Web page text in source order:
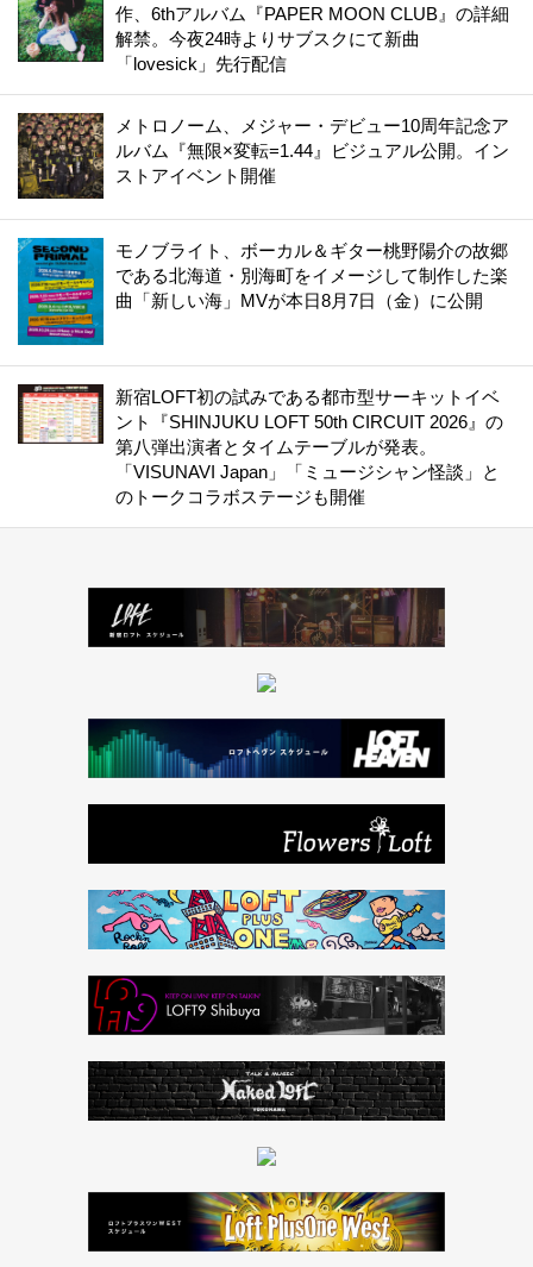
作、6thアルバム『PAPER MOON CLUB』の詳細
解禁。今夜24時よりサブスクにて新曲
「lovesick」先行配信
メトロノーム、メジャー・デビュー10周年記念ア
ルバム『無限×変転=1.44』ビジュアル公開。イン
ストアイベント開催
モノブライト、ボーカル＆ギター桃野陽介の故郷
である北海道・別海町をイメージして制作した楽
曲「新しい海」MVが本日8月7日（金）に公開
新宿LOFT初の試みである都市型サーキットイベ
ント『SHINJUKU LOFT 50th CIRCUIT 2026』の
第八弾出演者とタイムテーブルが発表。
「VISUNAVI Japan」「ミュージシャン怪談」と
のトークコラボステージも開催